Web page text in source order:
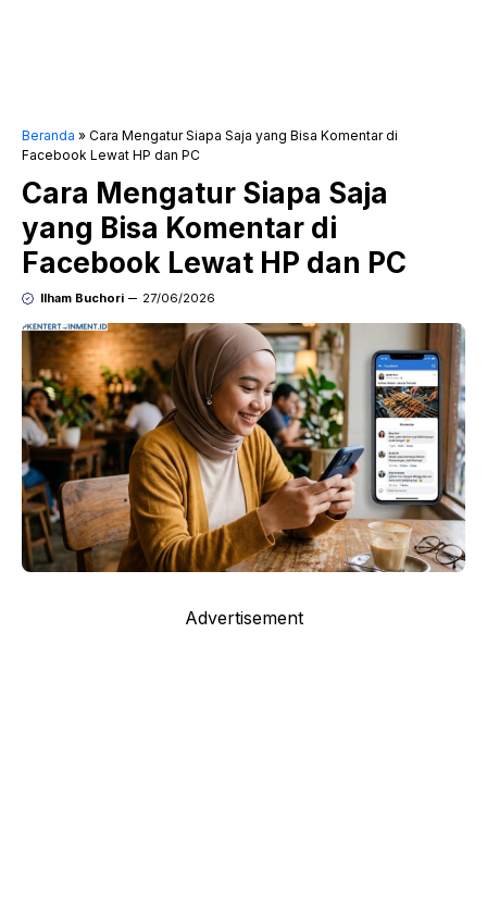
Beranda » Cara Mengatur Siapa Saja yang Bisa Komentar di
Facebook Lewat HP dan PC
Cara Mengatur Siapa Saja
yang Bisa Komentar di
Facebook Lewat HP dan PC
Ilham Buchori 27/06/2026
Advertisement